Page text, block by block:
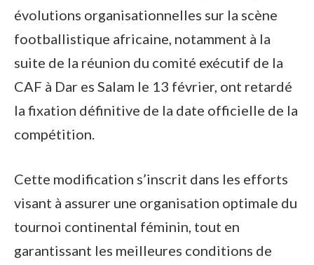
évolutions organisationnelles sur la scène
footballistique africaine, notamment à la
suite de la réunion du comité exécutif de la
CAF à Dar es Salam le 13 février, ont retardé
la fixation définitive de la date officielle de la
compétition.
Cette modification s’inscrit dans les efforts
visant à assurer une organisation optimale du
tournoi continental féminin, tout en
garantissant les meilleures conditions de